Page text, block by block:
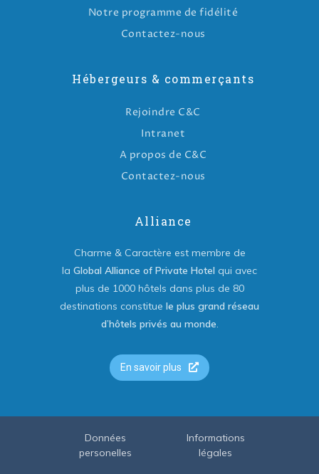
Notre programme de fidélité
Contactez-nous
Hébergeurs & commerçants
Rejoindre C&C
Intranet
A propos de C&C
Contactez-nous
Alliance
Charme & Caractère est membre de
la Global Alliance of Private Hotel qui avec
plus de 1000 hôtels dans plus de 80
destinations constitue le plus grand réseau
d’hôtels privés au monde.
En savoir plus
Données
personelles
Informations
légales